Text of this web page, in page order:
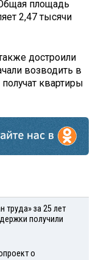
площадь
2,47 тысячи
достроили
возводить в
квартиры
труда» за 25 лет
получили
о